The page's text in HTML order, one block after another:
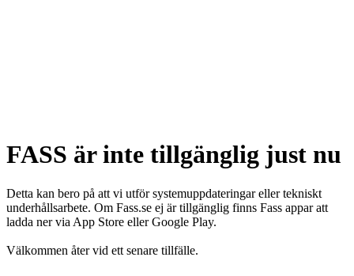
FASS är inte tillgänglig just nu
Detta kan bero på att vi utför systemuppdateringar eller tekniskt
underhållsarbete. Om Fass.se ej är tillgänglig finns Fass appar att
ladda ner via App Store eller Google Play.
Välkommen åter vid ett senare tillfälle.